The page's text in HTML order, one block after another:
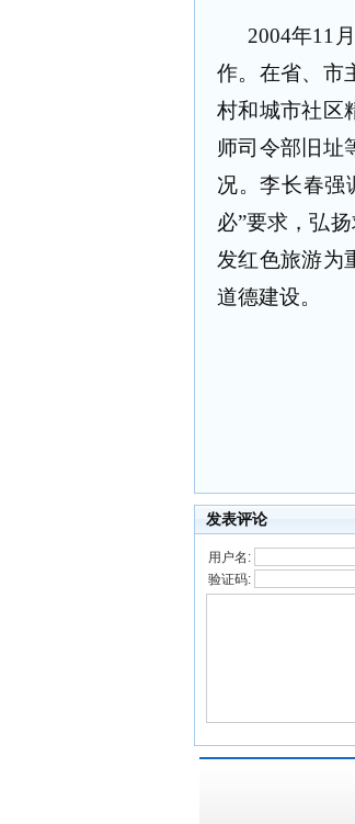
2004年11 月
作。在省、市
村和城市社区
师司令部旧址
况。李长春强
必”要求，弘
发红色旅游为
道德建设。
发表评论
用户名:
验证码: